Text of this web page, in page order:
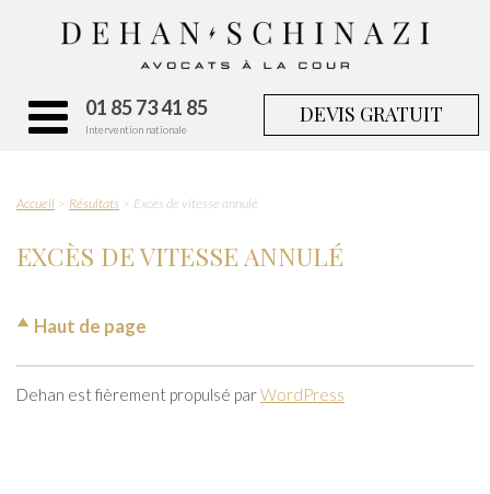
01 85 73 41 85
Intervention nationale
DEVIS GRATUIT
Accueil Résultats Excès de vitesse annulé
EXCÈS DE VITESSE ANNULÉ
Haut de page
Dehan est fièrement propulsé parWordPress